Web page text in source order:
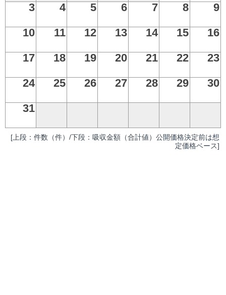
3
4 5 6 7 8
9
10
11 12 13 14 15
16
17
18 19 20 21 22
23
24
25 26 27 28 29
30
31
[上段：件数（件）/下段：吸収金額（合計値）公開価格決定前は想
定価格ベース]